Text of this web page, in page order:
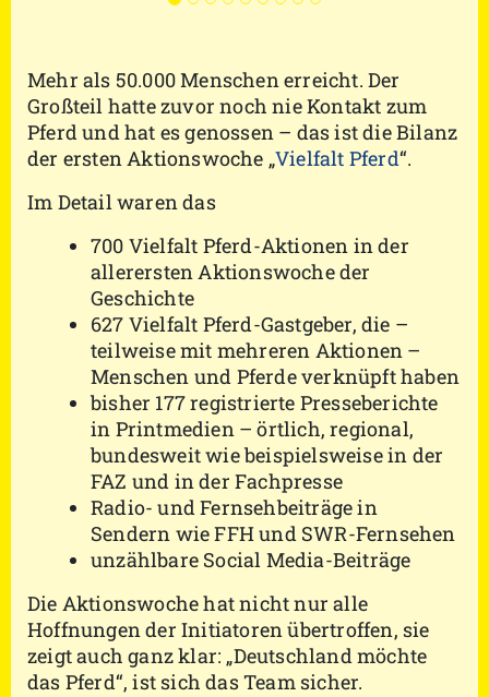
Mehr als 50.000 Menschen erreicht. Der
Großteil hatte zuvor noch nie Kontakt zum
Pferd und hat es genossen – das ist die Bilanz
der ersten Aktionswoche „Vielfalt Pferd“.
Im Detail waren das
700 Vielfalt Pferd-Aktionen in der
allerersten Aktionswoche der
Geschichte
627 Vielfalt Pferd-Gastgeber, die –
teilweise mit mehreren Aktionen –
Menschen und Pferde verknüpft haben
bisher 177 registrierte Presseberichte
in Printmedien – örtlich, regional,
bundesweit wie beispielsweise in der
FAZ und in der Fachpresse
Radio- und Fernsehbeiträge in
Sendern wie FFH und SWR-Fernsehen
unzählbare Social Media-Beiträge
Die Aktionswoche hat nicht nur alle
Hoffnungen der Initiatoren übertroffen, sie
zeigt auch ganz klar: „Deutschland möchte
das Pferd“, ist sich das Team sicher.